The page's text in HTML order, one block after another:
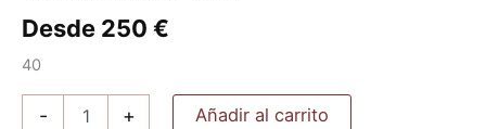
Desde 250 €
40
- + Añadir al carrito